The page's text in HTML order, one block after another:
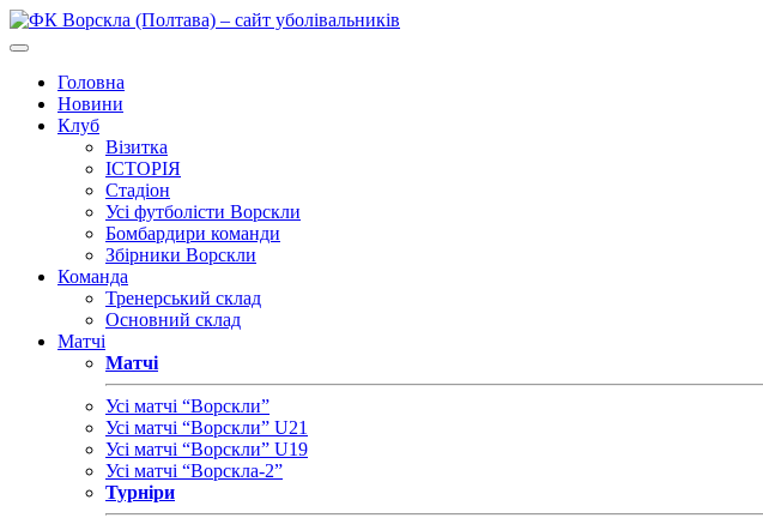
Головна
Новини
Клуб
Візитка
ІСТОРІЯ
Стадіон
Усі футболісти Ворскли
Бомбардири команди
Збірники Ворскли
Команда
Тренерський склад
Основний склад
Матчі
Матчі
Усі матчі “Ворскли”
Усі матчі “Ворскли” U21
Усі матчі “Ворскли” U19
Усі матчі “Ворскла-2”
Турніри